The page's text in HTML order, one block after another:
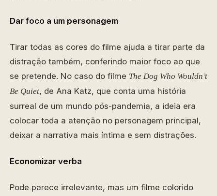
Dar foco a um personagem
Tirar todas as cores do filme ajuda a tirar parte da
distração também, conferindo maior foco ao que
se pretende. No caso do filme The Dog Who Wouldn’t
Be Quiet, de Ana Katz, que conta uma história
surreal de um mundo pós-pandemia, a ideia era
colocar toda a atenção no personagem principal,
deixar a narrativa mais íntima e sem distrações.
Economizar verba
Pode parece irrelevante, mas um filme colorido